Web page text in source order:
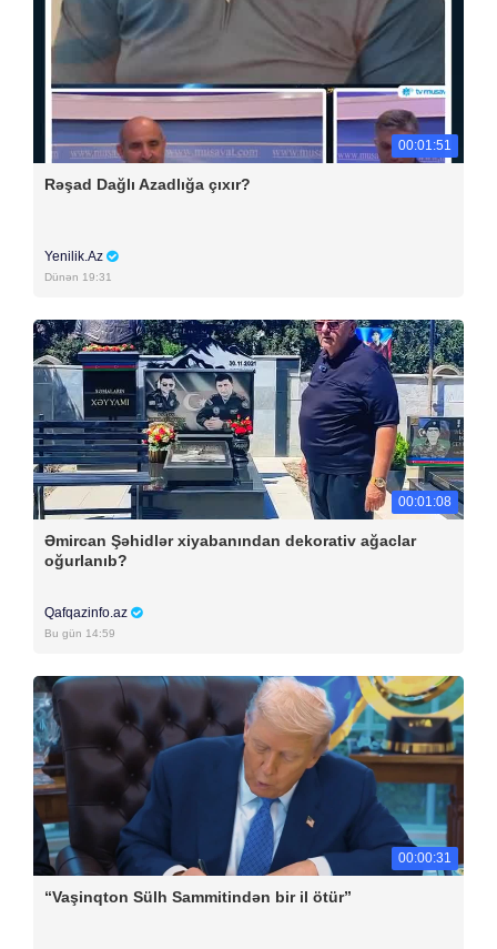
00:01:51
Rəşad Dağlı Azadlığa çıxır?
Yenilik.Az
Dünən 19:31
00:01:08
Əmircan Şəhidlər xiyabanından dekorativ ağaclar
oğurlanıb?
Qafqazinfo.az
Bu gün 14:59
00:00:31
“Vaşinqton Sülh Sammitindən bir il ötür”